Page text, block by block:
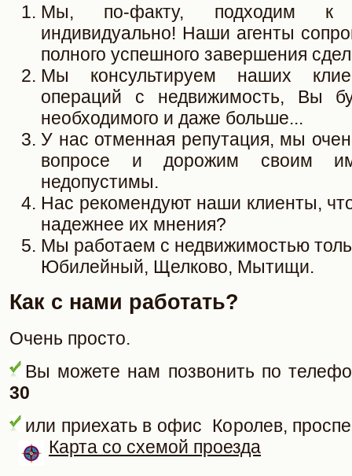
Мы, по-факту, подходим к
индивидуально! Наши агенты
полного успешного завершения
Мы консультируем наших
операций с недвижимость, Вы
необходимого и даже больше...
У нас отменная репутация, мы
вопросе и дорожим своим
недопустимы.
Нас рекомендуют наши клиенты,
надежнее их мнения?
Мы работаем с недвижимостью
Юбилейный, Щелково, Мытищи.
Как с нами работать?
Очень просто.
Вы можете нам позвонить по
30
или приехать в офис Королев,
Карта со схемой проезда